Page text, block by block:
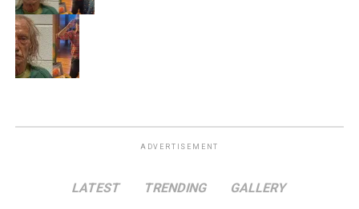
ADVERTISEMENT
LATEST TRENDING GALLERY